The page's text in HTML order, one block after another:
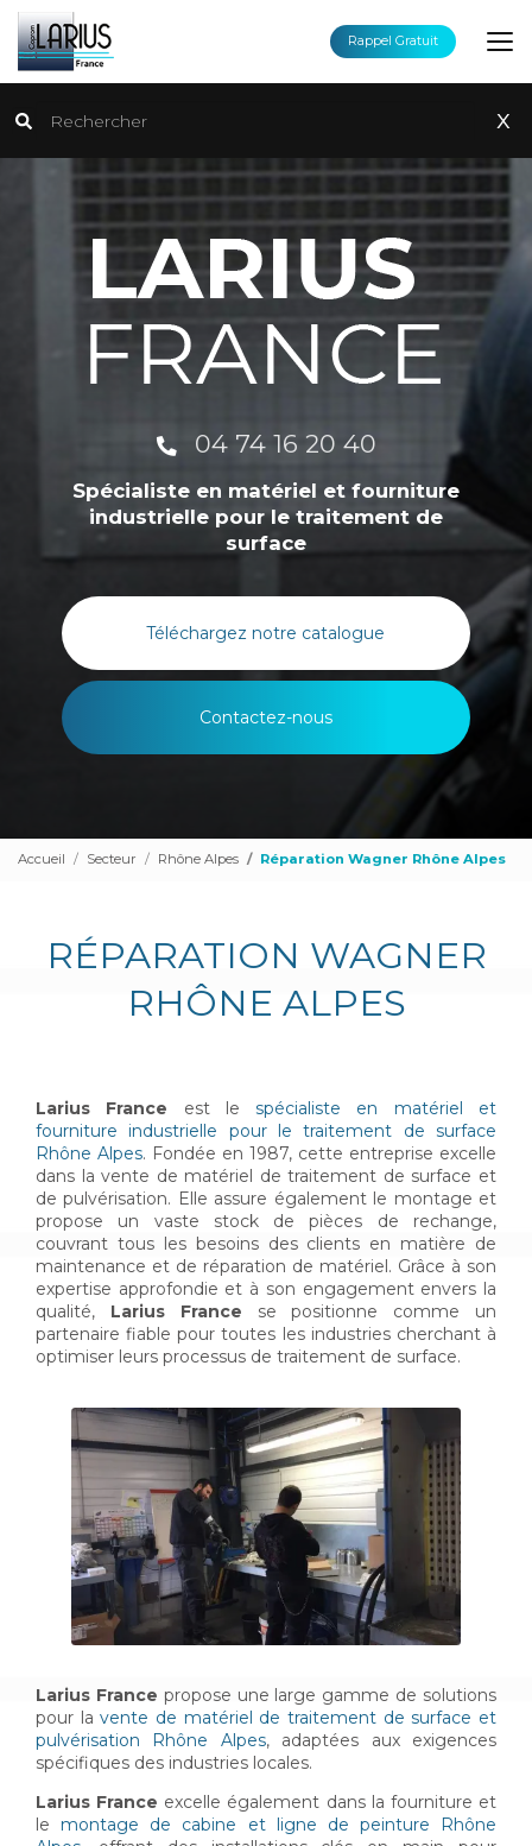
Aller
au
contenu
principal
Rechercher
x
Rappel Gratuit
04 74 16 20 40
Spécialiste en matériel et fourniture
industrielle pour le traitement de
surface
Téléchargez notre catalogue
Contactez-nous
Accueil Secteur Rhône Alpes Réparation Wagner Rhône Alpes
RÉPARATION WAGNER
RHÔNE ALPES
Larius France est lespécialiste en matériel et
fourniture industrielle pour le traitement de surface
Rhône Alpes. Fondée en 1987, cette entreprise excelle
dans la vente de matériel de traitement de surface et
de pulvérisation. Elle assure également le montage et
propose un vaste stock de pièces de rechange,
couvrant tous les besoins des clients en matière de
maintenance et de réparation de matériel. Grâce à son
expertise approfondie et à son engagement envers la
qualité, Larius France se positionne comme un
partenaire fiable pour toutes les industries cherchant à
optimiser leurs processus de traitement de surface.
Larius France propose une large gamme de solutions
pour lavente de matériel de traitement de surface et
pulvérisation Rhône Alpes, adaptées aux exigences
spécifiques des industries locales.
Larius France excelle également dans la fourniture et
le montage de cabine et ligne de peinture Rhône